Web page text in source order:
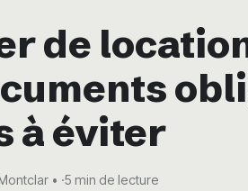
de
à éviter
·5 min de lecture